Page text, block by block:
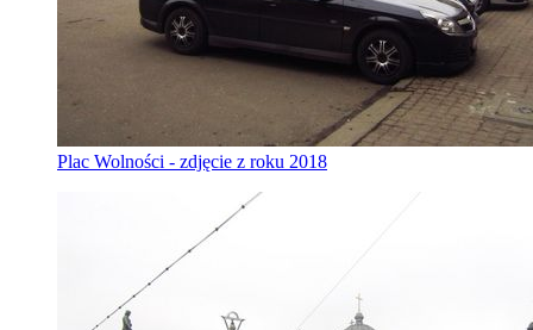
Plac Wolności - zdjęcie z roku 2018